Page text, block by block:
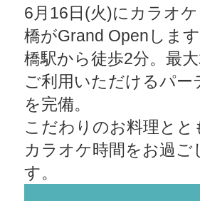
6月16日(火)にカラオ
橋がGrand Openしま
橋駅から徒歩2分。最
ご利用いただけるパー
を完備。
こだわりのお料理とと
カラオケ時間をお過ご
す。